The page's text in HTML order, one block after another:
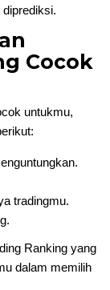
Cocok
untukmu,
tradingmu.
Ranking yang
dalam memilih